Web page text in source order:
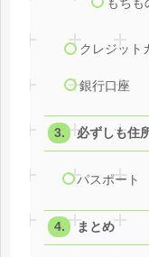
もちも
クレジット
銀行口座
必ずしも住
パスポート
まとめ